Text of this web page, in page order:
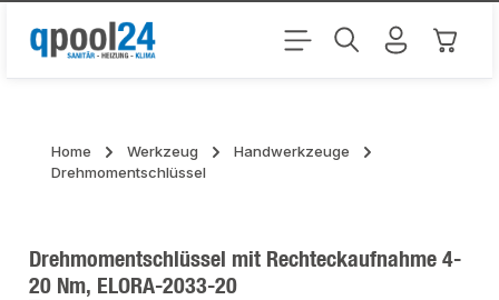
Zum Hauptinhalt springen
Home Werkzeug
Handwerkzeuge
Drehmomentschlüssel
Drehmomentschlüssel mit Rechteckaufnahme 4-
20 Nm, ELORA-2033-20